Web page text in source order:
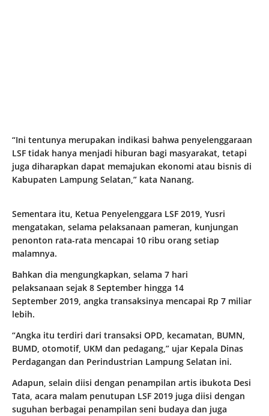
“Ini tentunya merupakan indikasi bahwa penyelenggaraan
LSF tidak hanya menjadi hiburan bagi masyarakat, tetapi
juga diharapkan dapat memajukan ekonomi atau bisnis di
Kabupaten Lampung Selatan,” kata Nanang.
Sementara itu, Ketua Penyelenggara LSF 2019, Yusri
mengatakan, selama pelaksanaan pameran, kunjungan
penonton rata-rata mencapai 10 ribu orang setiap
malamnya.
Bahkan dia mengungkapkan, selama 7 hari
pelaksanaan sejak 8 September hingga 14
September 2019, angka transaksinya mencapai Rp 7 miliar
lebih.
“Angka itu terdiri dari transaksi OPD, kecamatan, BUMN,
BUMD, otomotif, UKM dan pedagang,” ujar Kepala Dinas
Perdagangan dan Perindustrian Lampung Selatan ini.
Adapun, selain diisi dengan penampilan artis ibukota Desi
Tata, acara malam penutupan LSF 2019 juga diisi dengan
suguhan berbagai penampilan seni budaya dan juga